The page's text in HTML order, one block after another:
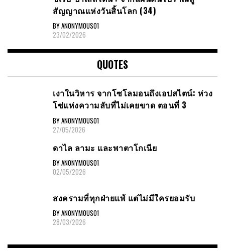
สัญญาณ​แห่งวันสิ้นโลก​ (34)
BY ANONYMOUS01
23/02/2026
QUOTES
เงาในวิหาร จากโซโลมอนถึงเอปสไตน์: ห่วง
โซ่แห่งความลับที่ไม่เคยขาด ตอนที่ 3
BY ANONYMOUS01
27/05/2026
ดาไล ลามะ และพาตาโกเนีย
BY ANONYMOUS01
02/05/2026
สงครามที่ทุกฝ่ายแพ้ แต่ไม่มีใครยอมรับ
BY ANONYMOUS01
28/03/2026